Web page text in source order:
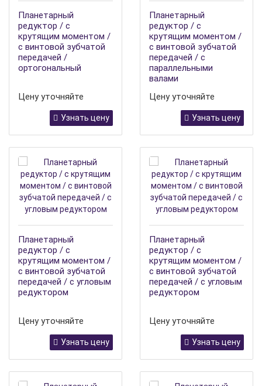
Планетарный
редуктор / с
крутящим моментом /
с винтовой зубчатой
передачей /
ортогональный
Цену уточняйте
Узнать цену
Планетарный
редуктор / с
крутящим моментом /
с винтовой зубчатой
передачей / с
параллельными
валами
Цену уточняйте
Узнать цену
Планетарный
редуктор / с
крутящим моментом /
с винтовой зубчатой
передачей / с угловым
редуктором
Цену уточняйте
Узнать цену
Планетарный
редуктор / с
крутящим моментом /
с винтовой зубчатой
передачей / с угловым
редуктором
Цену уточняйте
Узнать цену